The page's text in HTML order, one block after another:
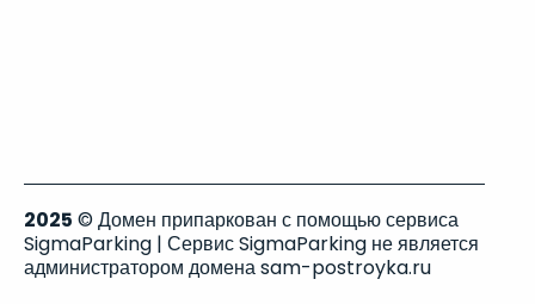
2025 © Домен припаркован с помощью сервиса
SigmaParking | Сервис SigmaParking не является
администратором домена sam-postroyka.ru